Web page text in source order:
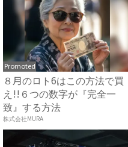
Promoted
８月のロト6はこの方法で買
え!!６つの数字が『完全一
致』する方法
株式会社MURA